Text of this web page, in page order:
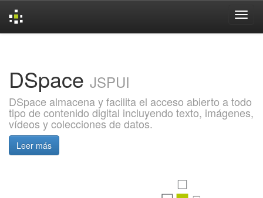
DSpace JSPUI
DSpace almacena y facilita el acceso abierto a todo
tipo de contenido digital incluyendo texto, imágenes,
vídeos y colecciones de datos.
Leer más